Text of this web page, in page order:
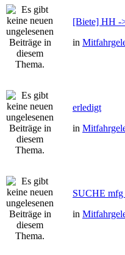
[Biete] HH -
in
erledigt
in
SUCHE mfg
in